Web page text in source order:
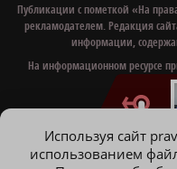
Публикации с пометкой «На
рекламодателем. Редакция
информации,
На информационном ресурсе
© 1997 - 2026
Политика
Суд обязал дзержинскую
управляющую
отремонтировать
систему отопления
Используя сайт
использованием